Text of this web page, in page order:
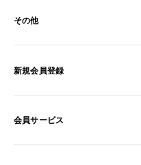
その他
新規会員登録
会員サービス